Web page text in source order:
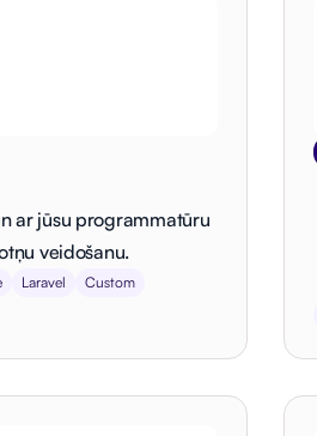
ar jūsu programmatūru
veidošanu.
Laravel Custom